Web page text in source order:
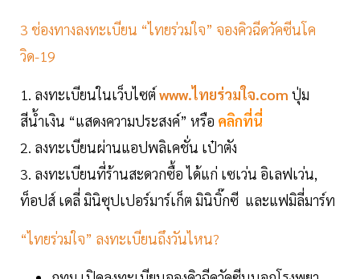
3 ช่องทางลงทะเบียน “ไทยร่วมใจ” จองคิวฉีดวัคซีนโค
วิด-19
1. ลงทะเบียนในเว็บไซต์ www.ไทยร่วมใจ.com ปุ่ม
สีน้ำเงิน “แสดงความประสงค์” หรือ คลิกที่นี่
2. ลงทะเบียนผ่านแอปพลิเคชั่น เป๋าตัง
3. ลงทะเบียนที่ร้านสะดวกซื้อ ได้แก่ เซเว่น อิเลฟเว่น,
ท็อปส์ เดลี่ มินิซุปเปอร์มาร์เก็ต มินิบิ๊กซี และแฟมิลี่มาร์ท
“ไทยร่วมใจ” ลงทะเบียนถึงวันไหน?